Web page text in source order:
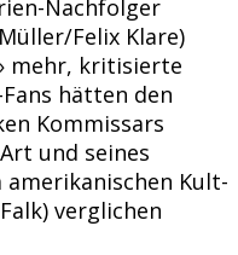
Nachfolger
Felix Klare)
mehr, kritisierte
hätten den
Kommissars
und seines
Kult-
verglichen